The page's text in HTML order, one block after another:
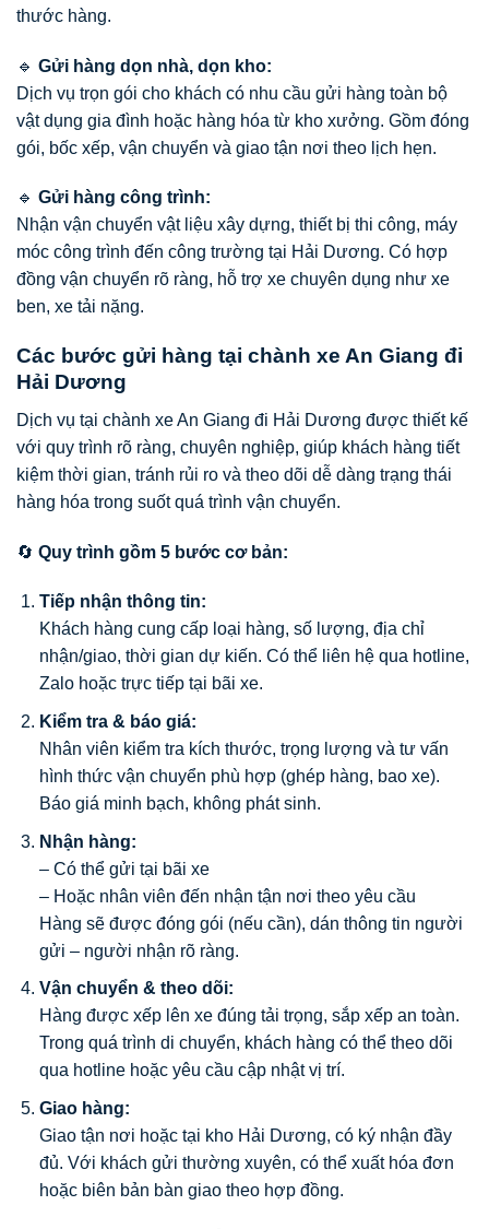
thước hàng.
🔹 Gửi hàng dọn nhà, dọn kho:
Dịch vụ trọn gói cho khách có nhu cầu gửi hàng toàn bộ
vật dụng gia đình hoặc hàng hóa từ kho xưởng. Gồm đóng
gói, bốc xếp, vận chuyển và giao tận nơi theo lịch hẹn.
🔹 Gửi hàng công trình:
Nhận vận chuyển vật liệu xây dựng, thiết bị thi công, máy
móc công trình đến công trường tại Hải Dương. Có hợp
đồng vận chuyển rõ ràng, hỗ trợ xe chuyên dụng như xe
ben, xe tải nặng.
Các bước gửi hàng tại chành xe An Giang đi
Hải Dương
Dịch vụ tại chành xe An Giang đi Hải Dương được thiết kế
với quy trình rõ ràng, chuyên nghiệp, giúp khách hàng tiết
kiệm thời gian, tránh rủi ro và theo dõi dễ dàng trạng thái
hàng hóa trong suốt quá trình vận chuyển.
🔄 Quy trình gồm 5 bước cơ bản:
Tiếp nhận thông tin:
Khách hàng cung cấp loại hàng, số lượng, địa chỉ
nhận/giao, thời gian dự kiến. Có thể liên hệ qua hotline,
Zalo hoặc trực tiếp tại bãi xe.
Kiểm tra & báo giá:
Nhân viên kiểm tra kích thước, trọng lượng và tư vấn
hình thức vận chuyển phù hợp (ghép hàng, bao xe).
Báo giá minh bạch, không phát sinh.
Nhận hàng:
– Có thể gửi tại bãi xe
– Hoặc nhân viên đến nhận tận nơi theo yêu cầu
Hàng sẽ được đóng gói (nếu cần), dán thông tin người
gửi – người nhận rõ ràng.
Vận chuyển & theo dõi:
Hàng được xếp lên xe đúng tải trọng, sắp xếp an toàn.
Trong quá trình di chuyển, khách hàng có thể theo dõi
qua hotline hoặc yêu cầu cập nhật vị trí.
Giao hàng:
Giao tận nơi hoặc tại kho Hải Dương, có ký nhận đầy
đủ. Với khách gửi thường xuyên, có thể xuất hóa đơn
hoặc biên bản bàn giao theo hợp đồng.